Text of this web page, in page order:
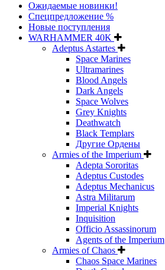
Ожидаемые новинки!
Спецпредложение %
Новые поступления
WARHAMMER 40K
Adeptus Astartes
Space Marines
Ultramarines
Blood Angels
Dark Angels
Space Wolves
Grey Knights
Deathwatch
Black Templars
Другие Ордены
Armies of the Imperium
Adepta Sororitas
Adeptus Custodes
Adeptus Mechanicus
Astra Militarum
Imperial Knights
Inquisition
Officio Assassinorum
Agents of the Imperium
Armies of Chaos
Chaos Space Marines